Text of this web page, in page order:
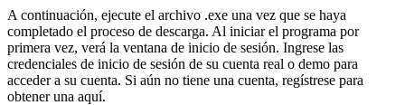
A continuación, ejecute el archivo .exe una vez que se haya
completado el proceso de descarga. Al iniciar el programa por
primera vez, verá la ventana de inicio de sesión. Ingrese las
credenciales de inicio de sesión de su cuenta real o demo para
acceder a su cuenta. Si aún no tiene una cuenta, regístrese para
obtener una aquí.